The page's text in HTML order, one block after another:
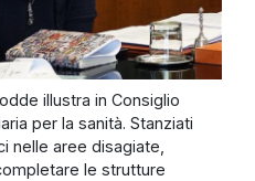
illustra in Consiglio
per la sanità. Stanziati
nelle aree disagiate,
le strutture